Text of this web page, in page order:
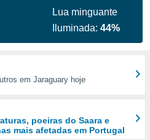
Lua minguante
Iluminada:44%
em Jaraguary hoje
poeiras do Saara e
mais afetadas em Portugal